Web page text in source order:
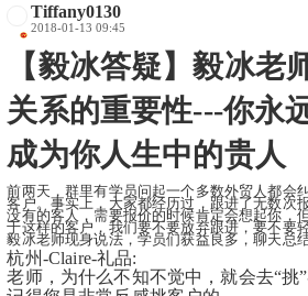
Tiffany0130
2018-01-13 09:45
【毅冰答疑】毅冰老
关系的重要性---你永
成为你人生中的贵人
前两天，群里有学员问起一个多数外贸人都会
客户。事实上，大家都经历过，跟进了无数次
没有的客人，需要报价的时候肯定会想起你，
于这样的客户，我们要不要放弃跟进，要不要
毅冰老师现身说法，学员们获益良多，聊天总
杭州-Claire-礼品:
老师，为什么不知不觉中，就会去“挑